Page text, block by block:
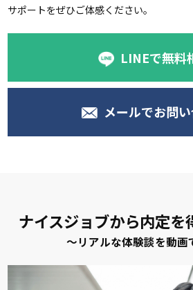
サポートをぜひご体感ください。
LINEで無料
メールでお問
ナイスジョブから内定を
～リアルな体験談を動画